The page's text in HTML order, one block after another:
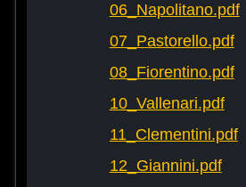
06_Napolitano.pdf
07_Pastorello.pdf
08_Fiorentino.pdf
10_Vallenari.pdf
11_Clementini.pdf
12_Giannini.pdf